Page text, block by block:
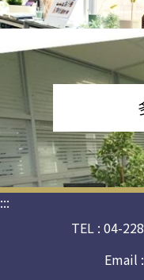
:::
TEL : 04-
Email :